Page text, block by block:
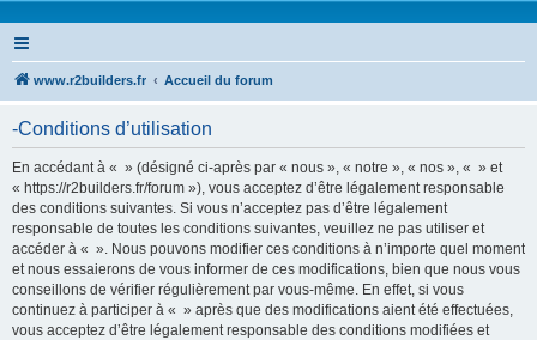
www.r2builders.fr Accueil du forum
-Conditions d’utilisation
En accédant à « » (désigné ci-après par « nous », « notre », « nos », « » et
« https://r2builders.fr/forum »), vous acceptez d’être légalement responsable
des conditions suivantes. Si vous n’acceptez pas d’être légalement
responsable de toutes les conditions suivantes, veuillez ne pas utiliser et
accéder à « ». Nous pouvons modifier ces conditions à n’importe quel moment
et nous essaierons de vous informer de ces modifications, bien que nous vous
conseillons de vérifier régulièrement par vous-même. En effet, si vous
continuez à participer à « » après que des modifications aient été effectuées,
vous acceptez d’être légalement responsable des conditions modifiées et